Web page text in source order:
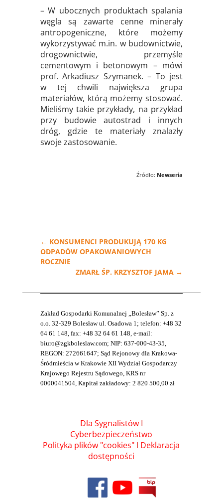
– W ubocznych produktach spalania
węgla są zawarte cenne minerały
antropogeniczne, które możemy
wykorzystywać m.in. w budownictwie,
drogownictwie, przemyśle
cementowym i betonowym – mówi
prof. Arkadiusz Szymanek. – To jest
w tej chwili największa grupa
materiałów, którą możemy stosować.
Mieliśmy takie przykłady, na przykład
przy budowie autostrad i innych
dróg, gdzie te materiały znalazły
swoje zastosowanie.
Źródło: Newseria
← KONSUMENCI PRODUKUJĄ 170 KG
ODPADÓW OPAKOWANIOWYCH
ROCZNIE
ZMARŁ ŚP. KRZYSZTOF JAMA →
Zakład Gospodarki Komunalnej „Bolesław” Sp. z
o.o. 32-329 Bolesław ul. Osadowa 1; telefon: +48 32
64 61 148, fax: +48 32 64 61 148, e-mail:
biuro@zgkboleslaw.com; NIP: 637-000-43-35,
REGON: 272661647; Sąd Rejonowy dla Krakowa-
Śródmieścia w Krakowie XII Wydział Gospodarczy
Krajowego Rejestru Sądowego, KRS nr
0000041504, Kapitał zakładowy: 2 820 500,00 zł
Dla SygnalistówI
Cyberbezpieczeństwo
Polityka plików "cookies" I Deklaracja
dostępności